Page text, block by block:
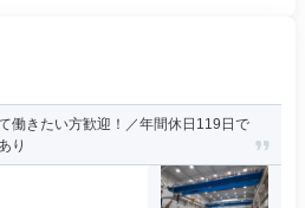
働きたい方歓迎！／年間休日119日で
り